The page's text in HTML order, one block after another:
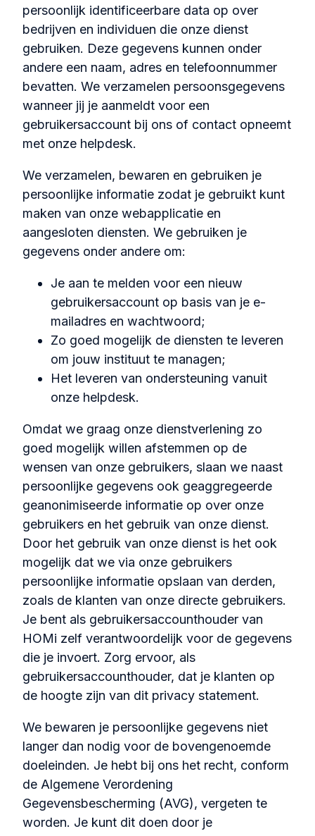
persoonlijk identificeerbare data op over
bedrijven en individuen die onze dienst
gebruiken. Deze gegevens kunnen onder
andere een naam, adres en telefoonnummer
bevatten. We verzamelen persoonsgegevens
wanneer jij je aanmeldt voor een
gebruikersaccount bij ons of contact opneemt
met onze helpdesk.
We verzamelen, bewaren en gebruiken je
persoonlijke informatie zodat je gebruikt kunt
maken van onze webapplicatie en
aangesloten diensten. We gebruiken je
gegevens onder andere om:
Je aan te melden voor een nieuw
gebruikersaccount op basis van je e-
mailadres en wachtwoord;
Zo goed mogelijk de diensten te leveren
om jouw instituut te managen;
Het leveren van ondersteuning vanuit
onze helpdesk.
Omdat we graag onze dienstverlening zo
goed mogelijk willen afstemmen op de
wensen van onze gebruikers, slaan we naast
persoonlijke gegevens ook geaggregeerde
geanonimiseerde informatie op over onze
gebruikers en het gebruik van onze dienst.
Door het gebruik van onze dienst is het ook
mogelijk dat we via onze gebruikers
persoonlijke informatie opslaan van derden,
zoals de klanten van onze directe gebruikers.
Je bent als gebruikersaccounthouder van
HOMi zelf verantwoordelijk voor de gegevens
die je invoert. Zorg ervoor, als
gebruikersaccounthouder, dat je klanten op
de hoogte zijn van dit privacy statement.
We bewaren je persoonlijke gegevens niet
langer dan nodig voor de bovengenoemde
doeleinden. Je hebt bij ons het recht, conform
de Algemene Verordening
Gegevensbescherming (AVG), vergeten te
worden. Je kunt dit doen door je